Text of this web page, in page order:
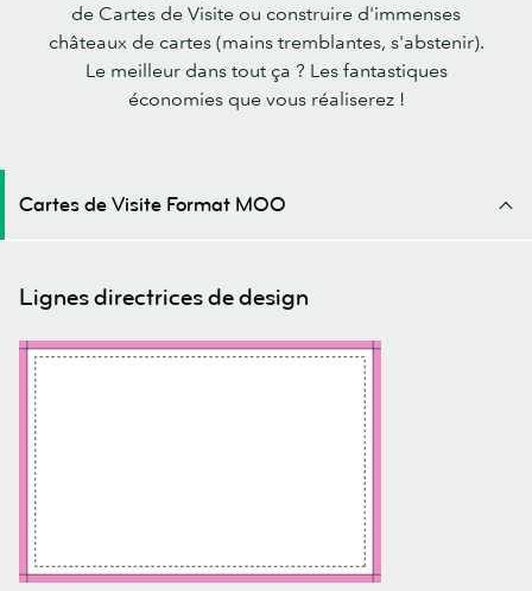
de Cartes de Visite ou construire d'immenses
châteaux de cartes (mains tremblantes, s'abstenir).
Le meilleur dans tout ça ? Les fantastiques
économies que vous réaliserez !
Cartes de Visite Format MOO
Lignes directrices de design